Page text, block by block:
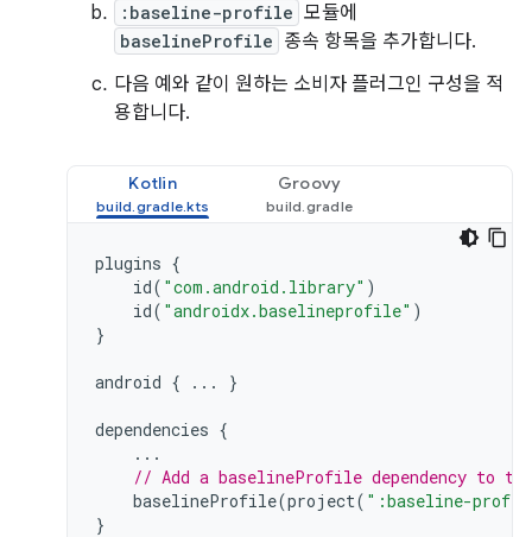
:baseline-profile 모듈에
baselineProfile 종속 항목을 추가합니다.
다음 예와 같이 원하는 소비자 플러그인 구성을 적
용합니다.
Kotlin Groovy
plugins {
id( "com.android.library" )
id( "androidx.baselineprofile" )
}
android { ... }
dependencies {
...
// Add a baselineProfile dependency to
baselineProfile(project( ":baseline-
}